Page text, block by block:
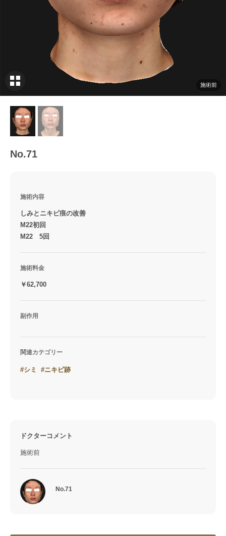
施術前
No.71
施術内容
しみとニキビ痕の改善
M22初回
M22 5回
施術料金
￥62,700
副作用
関連カテゴリー
#シミ #ニキビ跡
ドクターコメント
施術前
No.71